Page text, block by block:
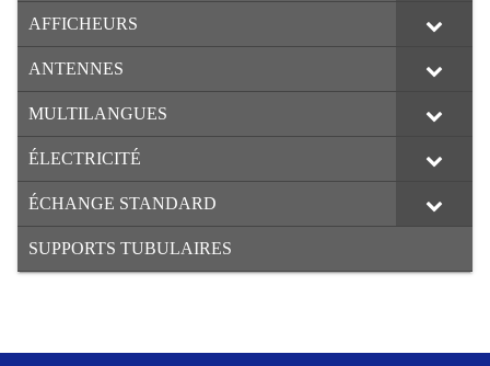
AFFICHEURS
ANTENNES
MULTILANGUES
ÉLECTRICITÉ
ÉCHANGE STANDARD
SUPPORTS TUBULAIRES